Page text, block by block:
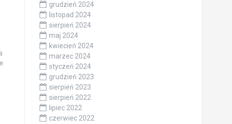
grudzień 2024
listopad 2024
sierpień 2024
maj 2024
kwiecień 2024
marzec 2024
styczeń 2024
grudzień 2023
sierpień 2023
sierpień 2022
lipiec 2022
czerwiec 2022